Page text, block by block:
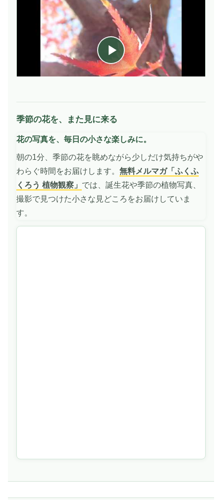
動
画
を
生
季節の花を、また見に来る
花の写真を、毎日の小さな楽しみに。
朝の1分、季節の花を眺めながら少しだけ気持ちがや
わらぐ時間をお届けします。 無料メルマガ「ふくふ
くろう 植物観察」 では、誕生花や季節の植物写真、
撮影で見つけた小さな見どころをお届けしていま
す。